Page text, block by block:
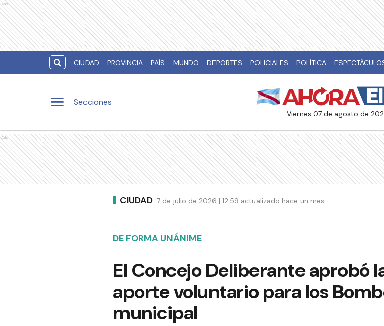
Ads
CIUDAD PROVINCIA PAÍS MUNDO DEPORTES POLICIALES POLÍTICA
Secciones
viernes 07 de agosto de
Ads
CIUDAD 7 de julio de 2026 | 12:59 actualizado hace un mes
DE FORMA UNÁNIME
El Concejo Deliberante aprobó
aporte voluntario para los
municipal